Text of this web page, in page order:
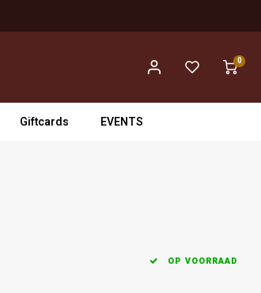
0
Giftcards EVENTS
OP VOORRAAD